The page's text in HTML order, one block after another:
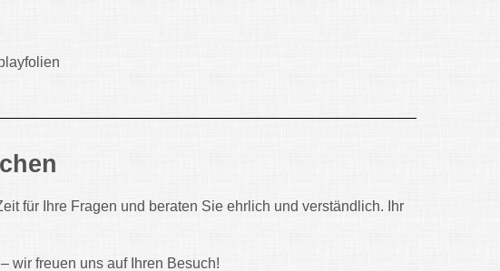
für Ihre Fragen und beraten Sie ehrlich und verständlich. Ihr
wir freuen uns auf Ihren Besuch!